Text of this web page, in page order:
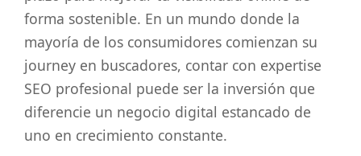
forma sostenible. En un mundo donde la
mayoría de los consumidores comienzan su
journey en buscadores, contar con expertise
SEO profesional puede ser la inversión que
diferencie un negocio digital estancado de
uno en crecimiento constante.